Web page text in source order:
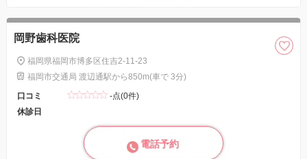
岡野歯科医院
福岡県福岡市博多区住吉2-11-23
福岡市交通局 渡辺通駅から850m(車で 3分)
口コミ
-点(0件)
休診日
電話予約